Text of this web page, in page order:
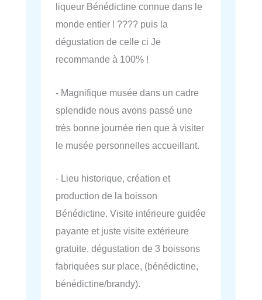
liqueur Bénédictine connue dans le
monde entier ! ???? puis la
dégustation de celle ci Je
recommande à 100% !
- Magnifique musée dans un cadre
splendide nous avons passé une
très bonne journée rien que à visiter
le musée personnelles accueillant.
- Lieu historique, création et
production de la boisson
Bénédictine. Visite intérieure guidée
payante et juste visite extérieure
gratuite, dégustation de 3 boissons
fabriquées sur place, (bénédictine,
bénédictine/brandy).